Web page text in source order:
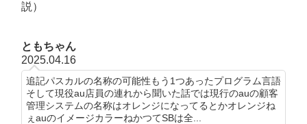
説）
ともちゃん
2025.04.16
追記パスカルの名称の可能性もう1つあったプログラム言語
そして現役au店員の連れから聞いた話では現行のauの顧客
管理システムの名称はオレンジになってるとかオレンジね
ぇauのイメージカラーねかつてSBは全...